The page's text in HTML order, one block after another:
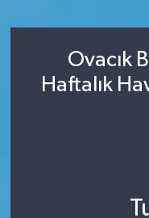
Ovacık
Haftalık
Haber Arşivi